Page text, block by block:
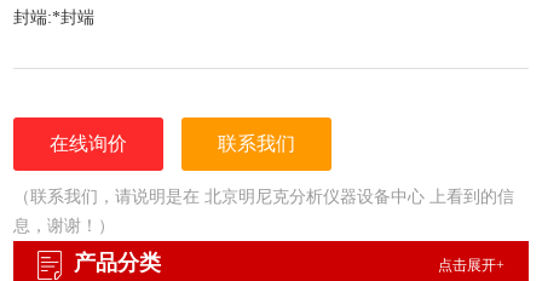
封端:*封端
在线询价 联系我们
（联系我们，请说明是在 北京明尼克分析仪器设备中心 上看到的信
息，谢谢！）
产品分类 点击展开+